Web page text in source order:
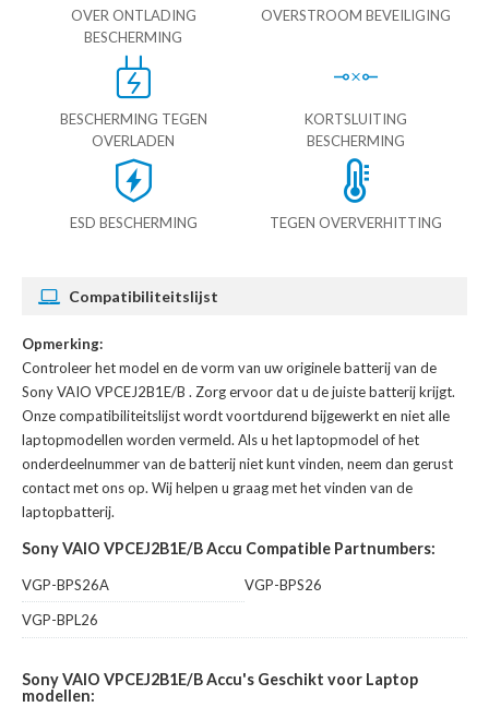
OVER ONTLADING
BESCHERMING
OVERSTROOM BEVEILIGING
BESCHERMING TEGEN
OVERLADEN
KORTSLUITING
BESCHERMING
ESD BESCHERMING TEGEN OVERVERHITTING
Compatibiliteitslijst
Opmerking:
Controleer het model en de vorm van uw originele batterij van de
Sony VAIO VPCEJ2B1E/B . Zorg ervoor dat u de juiste batterij krijgt.
Onze compatibiliteitslijst wordt voortdurend bijgewerkt en niet alle
laptopmodellen worden vermeld. Als u het laptopmodel of het
onderdeelnummer van de batterij niet kunt vinden, neem dan gerust
contact met ons op. Wij helpen u graag met het vinden van de
laptopbatterij.
Sony VAIO VPCEJ2B1E/B Accu Compatible Partnumbers:
VGP-BPS26A
VGP-BPS26
VGP-BPL26
Sony VAIO VPCEJ2B1E/B Accu's Geschikt voor Laptop
modellen: